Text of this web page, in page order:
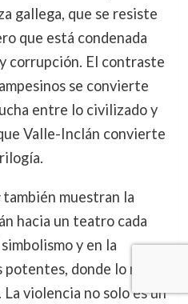
gallega, que se resiste
que está condenada
corrupción. El contraste
se convierte
entre lo civilizado y
Valle-Inclán convierte
también muestran la
hacia un teatro cada
y en la
donde lo real y
violencia no solo es un